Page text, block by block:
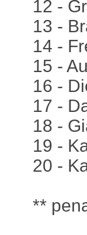
12 -
13 -
14 -
15 -
16 -
17 -
18 -
19 -
20 -
**